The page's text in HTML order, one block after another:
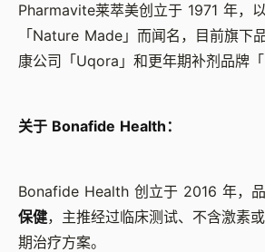
Pharmavite莱萃美创立于 1971 年，
「Nature Made」而闻名，目前旗下
康公司「Uqora」和更年期补剂品牌「
关于 Bonafide Health：
Bonafide Health 创立于 2016 年，
保健，主推经过临床测试、不含激素
期治疗方案。